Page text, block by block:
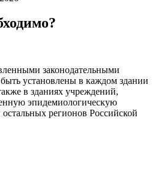
законодательными
установлены в каждом здании
в зданиях учреждений,
эпидемиологическую
регионов Российской